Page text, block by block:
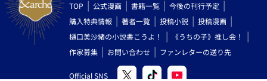
TOP 公式漫画 書籍一覧
今後の刊行予定
購入特典情報
著者一覧 投稿小説
投稿漫画
樋口美沙緒の小説書こうよ！
《うちの子》推し会！
作家募集
お問い合わせ ファンレターの送り先
Official SNS